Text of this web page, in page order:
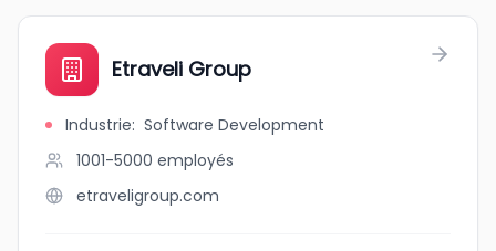
Etraveli Group
Industrie: Software Development
1001-5000 employés
etraveligroup.com